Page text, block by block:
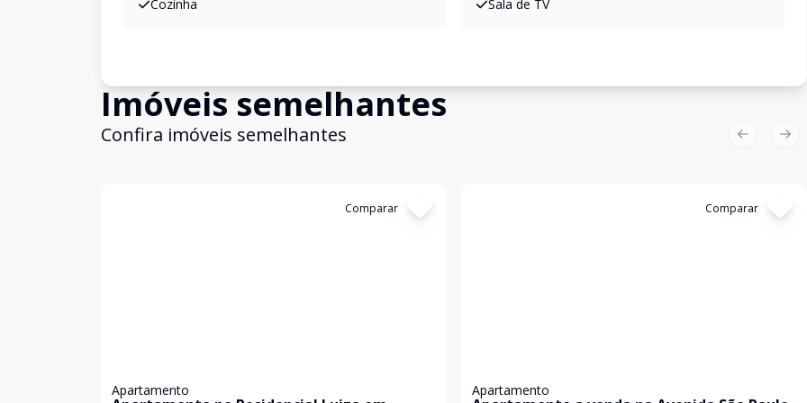
Cozinha Sala de TV
Imóveis semelhantes
Confira imóveis semelhantes
Comparar
Apartamento
Comparar
Apartamento
Previous